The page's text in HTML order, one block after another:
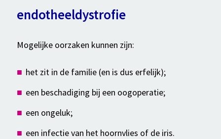
endotheeldystrofie
Mogelijke oorzaken kunnen zijn:
het zit in de familie (en is dus erfelijk);
een beschadiging bij een oogoperatie;
een ongeluk;
een infectie van het hoornvlies of de iris.